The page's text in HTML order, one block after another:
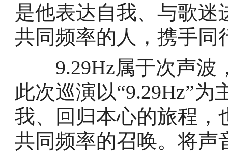
是他表达自我、与歌
共同频率的人，携手同
9.29Hz属于次声波
此次巡演以“9.29Hz”
我、回归本心的旅程，
共同频率的召唤。将声